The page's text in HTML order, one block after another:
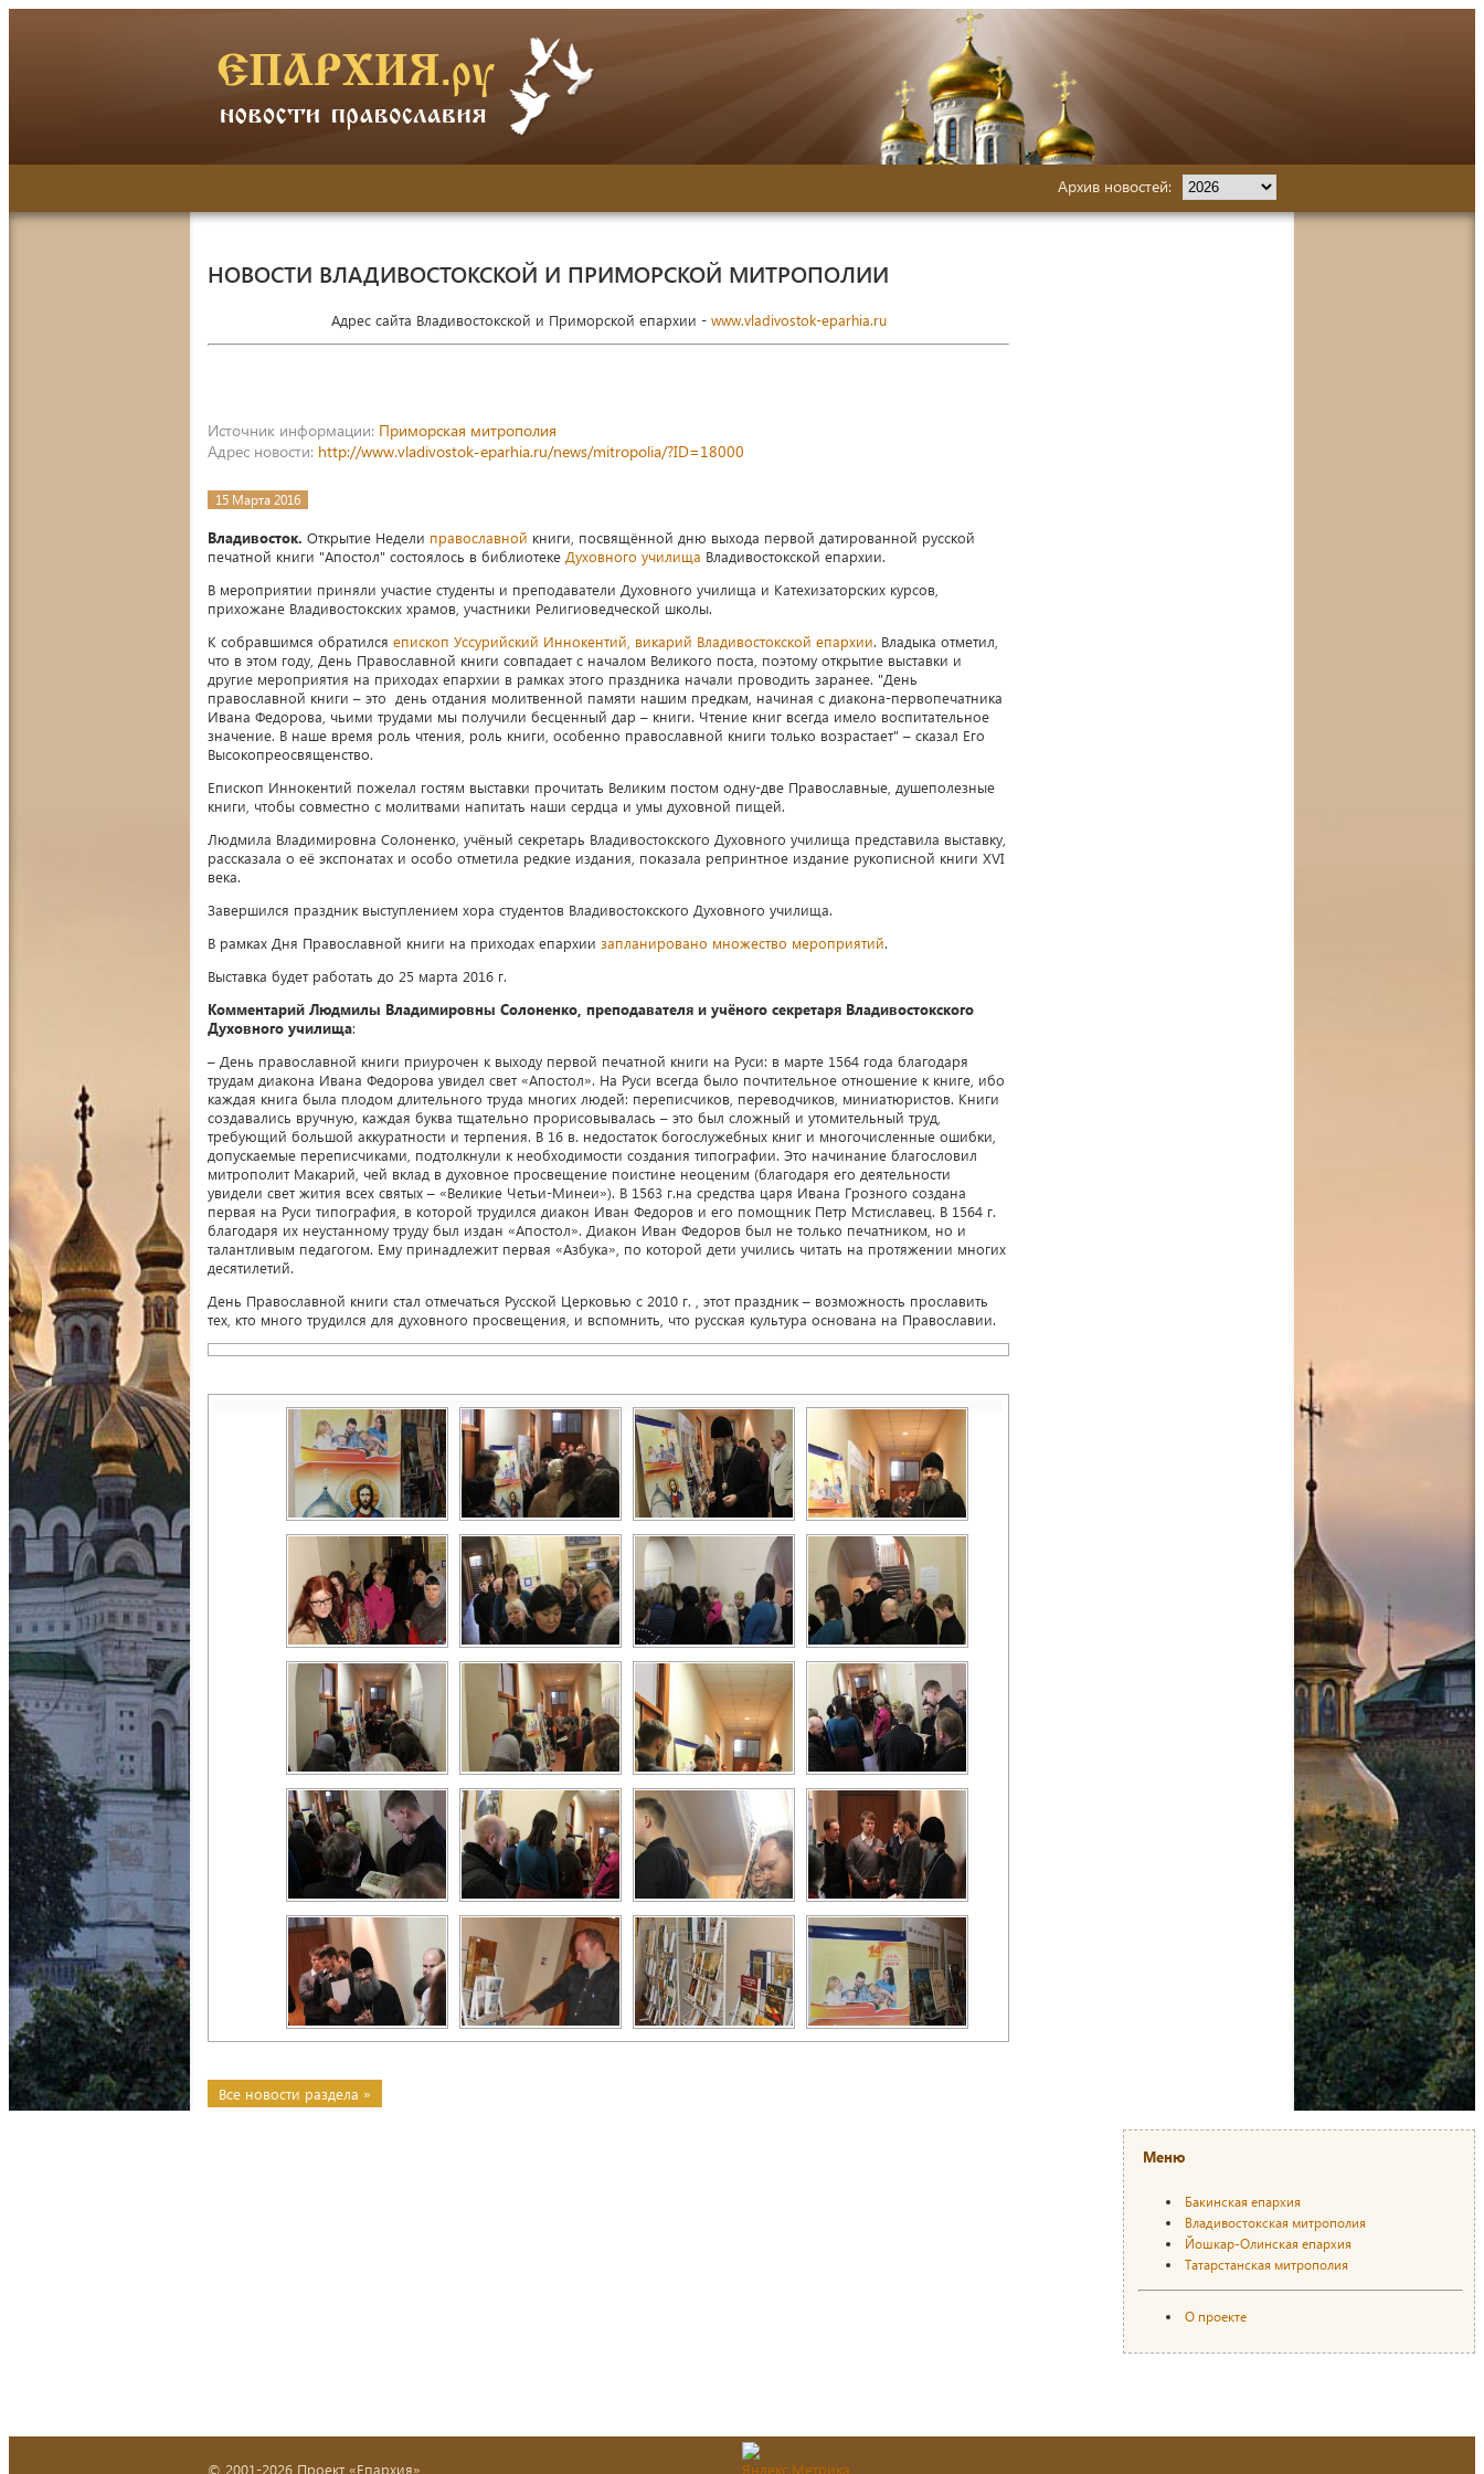
Архив новостей:
НОВОСТИ ВЛАДИВОСТОКСКОЙ И ПРИМОРСКОЙ МИТРОПОЛИИ
Адрес сайта Владивостокской и Приморской епархии - www.vladivostok-eparhia.ru
Источник информации: Приморская митрополия
Адрес новости: http://www.vladivostok-eparhia.ru/news/mitropolia/?ID=18000
15 Марта 2016
Владивосток. Открытие Недели православной книги, посвящённой дню выхода первой датированной русской
печатной книги "Апостол" состоялось в библиотеке Духовного училища Владивостокской епархии.
В мероприятии приняли участие студенты и преподаватели Духовного училища и Катехизаторских курсов,
прихожане Владивостокских храмов, участники Религиоведческой школы.
К собравшимся обратился епископ Уссурийский Иннокентий, викарий Владивостокской епархии. Владыка отметил,
что в этом году, День Православной книги совпадает с началом Великого поста, поэтому открытие выставки и
другие мероприятия на приходах епархии в рамках этого праздника начали проводить заранее. "День
православной книги – это день отдания молитвенной памяти нашим предкам, начиная с диакона-первопечатника
Ивана Федорова, чьими трудами мы получили бесценный дар – книги. Чтение книг всегда имело воспитательное
значение. В наше время роль чтения, роль книги, особенно православной книги только возрастает" – сказал Его
Высокопреосвященство.
Епископ Иннокентий пожелал гостям выставки прочитать Великим постом одну-две Православные, душеполезные
книги, чтобы совместно с молитвами напитать наши сердца и умы духовной пищей.
Людмила Владимировна Солоненко, учёный секретарь Владивостокского Духовного училища представила выставку,
рассказала о её экспонатах и особо отметила редкие издания, показала репринтное издание рукописной книги XVI
века.
Завершился праздник выступлением хора студентов Владивостокского Духовного училища.
В рамках Дня Православной книги на приходах епархии запланировано множество мероприятий.
Выставка будет работать до 25 марта 2016 г.
Комментарий Людмилы Владимировны Солоненко, преподавателя и учёного секретаря Владивостокского
Духовного училища:
– День православной книги приурочен к выходу первой печатной книги на Руси: в марте 1564 года благодаря
трудам диакона Ивана Федорова увидел свет «Апостол». На Руси всегда было почтительное отношение к книге, ибо
каждая книга была плодом длительного труда многих людей: переписчиков, переводчиков, миниатюристов. Книги
создавались вручную, каждая буква тщательно прорисовывалась – это был сложный и утомительный труд,
требующий большой аккуратности и терпения. В 16 в. недостаток богослужебных книг и многочисленные ошибки,
допускаемые переписчиками, подтолкнули к необходимости создания типографии. Это начинание благословил
митрополит Макарий, чей вклад в духовное просвещение поистине неоценим (благодаря его деятельности
увидели свет жития всех святых – «Великие Четьи-Минеи»). В 1563 г.на средства царя Ивана Грозного создана
первая на Руси типография, в которой трудился диакон Иван Федоров и его помощник Петр Мстиславец. В 1564 г.
благодаря их неустанному труду был издан «Апостол». Диакон Иван Федоров был не только печатником, но и
талантливым педагогом. Ему принадлежит первая «Азбука», по которой дети учились читать на протяжении многих
десятилетий.
День Православной книги стал отмечаться Русской Церковью с 2010 г. , этот праздник – возможность прославить
тех, кто много трудился для духовного просвещения, и вспомнить, что русская культура основана на Православии.
Все новости раздела »
Меню
Бакинская епархия
Владивостокская митрополия
Йошкар-Олинская епархия
Татарстанская митрополия
О проекте
© 2001-2026 Проект «Епархия»